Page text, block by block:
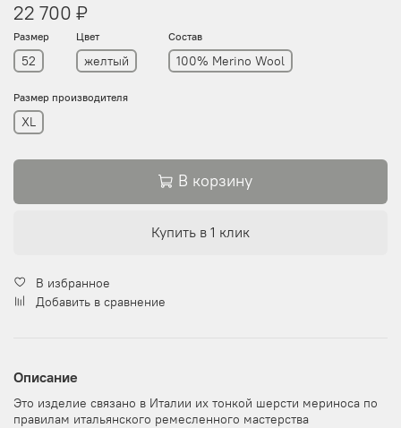
22 700 ₽
Размер
52
Цвет
желтый
Состав
100% Merino Wool
Размер производителя
XL
В корзину
Купить в 1 клик
В избранное
Добавить в сравнение
Описание
Это изделие связано в Италии их тонкой шерсти мериноса по
правилам итальянского ремесленного мастерства